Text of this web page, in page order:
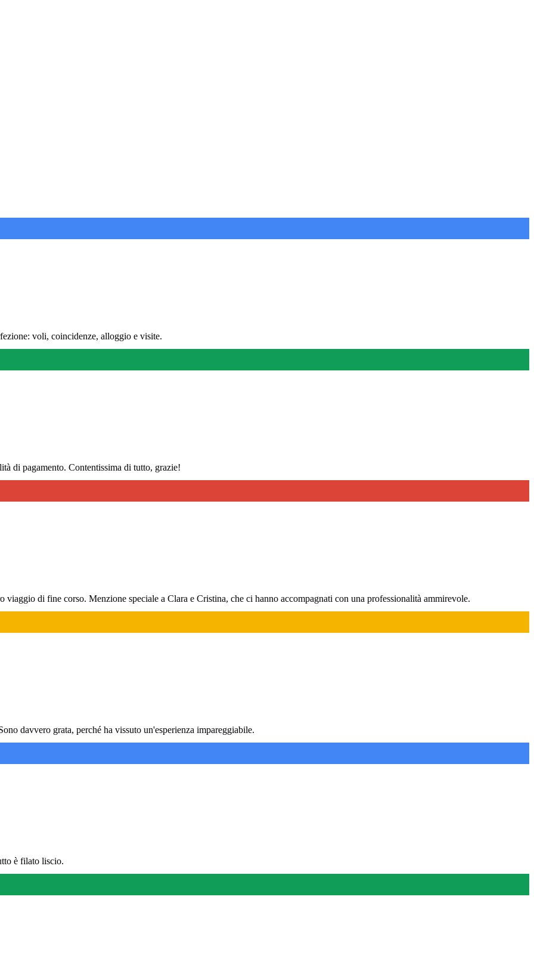
voli, coincidenze, alloggio e visite.
di pagamento. Contentissima di tutto, grazie!
viaggio di fine corso. Menzione speciale a Clara e Cristina, che ci hanno accompagnati con una professionalità ammirevole.
davvero grata, perché ha vissuto un'esperienza impareggiabile.
è filato liscio.